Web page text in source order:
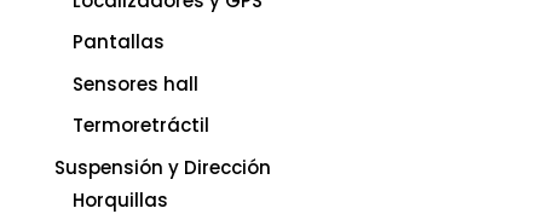
Pantallas
Sensores hall
Termoretráctil
Suspensión y Dirección
Horquillas